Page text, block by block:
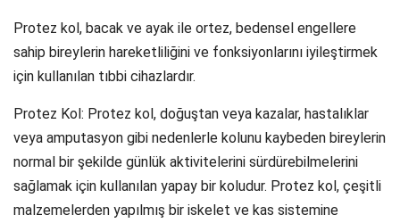
Protez kol, bacak ve ayak ile ortez, bedensel engellere
sahip bireylerin hareketliliğini ve fonksiyonlarını iyileştirmek
için kullanılan tıbbi cihazlardır.
Protez Kol: Protez kol, doğuştan veya kazalar, hastalıklar
veya amputasyon gibi nedenlerle kolunu kaybeden bireylerin
normal bir şekilde günlük aktivitelerini sürdürebilmelerini
sağlamak için kullanılan yapay bir koludur. Protez kol, çeşitli
malzemelerden yapılmış bir iskelet ve kas sistemine